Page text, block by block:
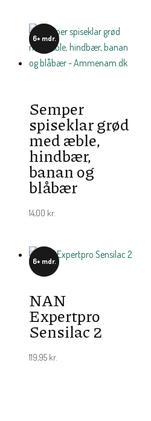
6+ mdr.
Semper
spiseklar grød
med æble,
hindbær,
banan og
blåbær
14,00 kr.
6+ mdr.
NAN
Expertpro
Sensilac 2
119,95 kr.